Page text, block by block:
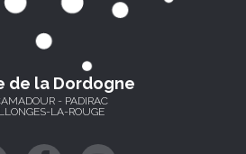
de la Dordogne
- PADIRAC
LA-ROUGE